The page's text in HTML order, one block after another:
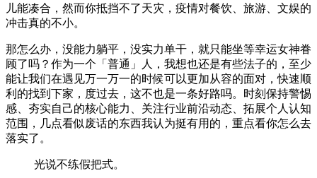
儿能凑合，然而你抵挡不了天灾，疫情对餐饮、旅游、文娱的
冲击真的不小。
那怎么办，没能力躺平，没实力单干，就只能坐等幸运女神眷
顾了吗？作为一个「普通」人，我想也还是有些法子的，至少
能让我们在遇见万一万一的时候可以更加从容的面对，快速顺
利的找到下家，度过去，这不也是一条好路吗。时刻保持警惕
感、夯实自己的核心能力、关注行业前沿动态、拓展个人认知
范围，几点看似废话的东西我认为挺有用的，重点看你怎么去
落实了。
光说不练假把式。